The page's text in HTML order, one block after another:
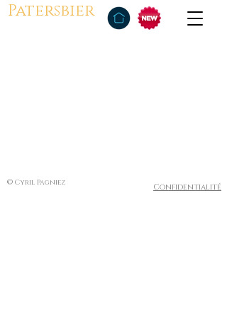
Patersbier
© Cyril Pagniez Confidentialité